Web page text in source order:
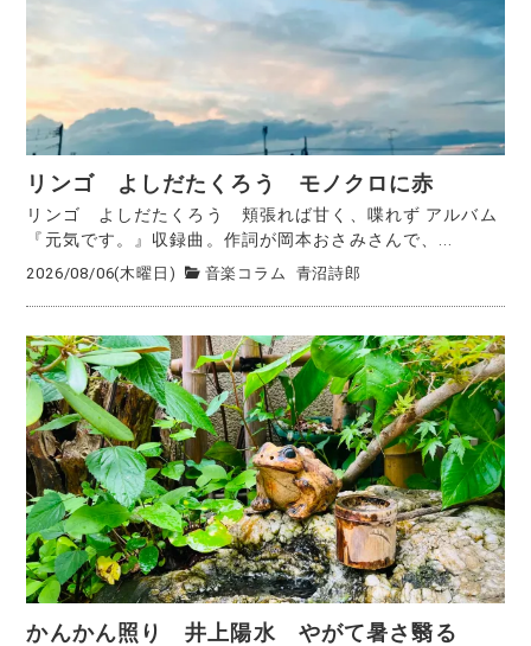
リンゴ よしだたくろう モノクロに赤
リンゴ よしだたくろう 頬張れば甘く、喋れず アルバム
『元気です。』収録曲。作詞が岡本おさみさんで、...
2026/08/06(木曜日) 音楽コラム 青沼詩郎
かんかん照り 井上陽水 やがて暑さ翳る